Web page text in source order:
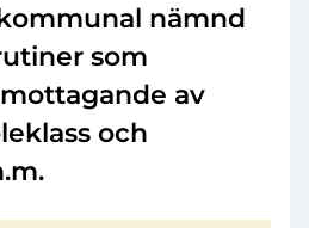
nämnd
som
av
och